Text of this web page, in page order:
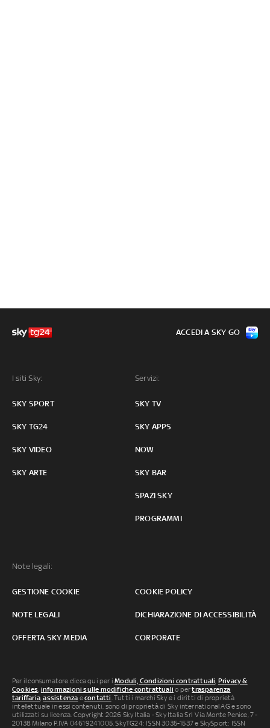
I siti Sky:
SKY SPORT
SKY TG24
SKY VIDEO
SKY ARTE
Servizi:
SKY TV
SKY APPS
NOW
SKY BAR
SPAZI SKY
PROGRAMMI
Note legali:
GESTIONE COOKIE COOKIE POLICY
NOTE LEGALI DICHIARAZIONE DI ACCESSIBILITÀ
OFFERTA SKY MEDIA CORPORATE
ACCEDI A SKY GO
Per il consumatore clicca qui per iModuli, Condizioni contrattuali Privacy &
Cookies informazioni sulle modifiche contrattuali o pertrasparenza
tariffaria ,assistenza econtatti . Tutti i marchi Sky e i diritti di proprietà
intellettuale in essi contenuti, sono di proprietà di Sky international AG e sono
utilizzati su licenza. Copyright 2026 Sky Italia - Sky Italia Srl Via Monte Penice, 7 -
20138 Milano P.IVA 04619241005. SkyTG24: ISSN 3035-1537 e SkySport: ISSN